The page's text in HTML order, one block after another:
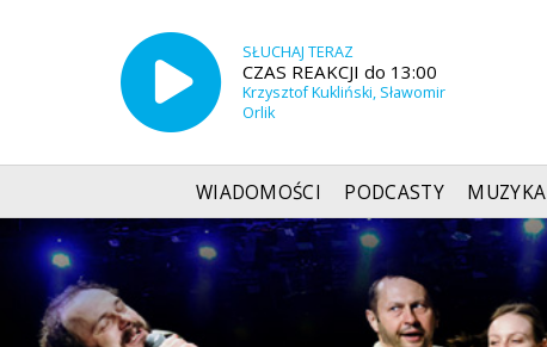
SŁUCHAJ TERAZ
CZAS REAKCJI do 13:00
Krzysztof Kukliński, Sławomir
Orlik
WIADOMOŚCI PODCASTY MUZYKA